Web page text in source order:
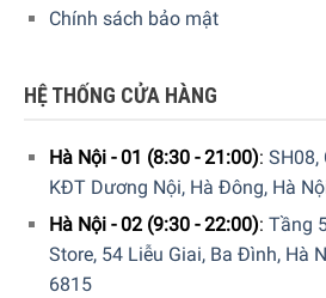
cho phép giám sát
Dòng sản phẩm được tích hợp đa
nhiều ngôn ngữ để bạn có thể hiểu
chọn ngôn ngữ mong muốn trong
cờ chỉ đường cho bạn. Bằng cách
tìm đường đến đó – ngay cả khi
bạn không hiểu.
Chính sách bảo mật
HỆ THỐNG CỬA HÀNG
Hà Nội - 01 (8:30 - 21:00): SH08,
KĐT Dương Nội, Hà Đông, Hà
Hà Nội - 02 (9:30 - 22:00): Tầng
Store, 54 Liễu Giai, Ba Đình, Hà
6815